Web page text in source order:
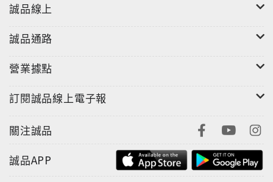
誠品線上
誠品通路
營業據點
訂閱誠品線上電子報
關注誠品
誠品APP